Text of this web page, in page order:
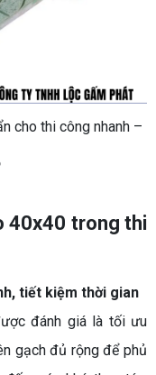
cho thi công nhanh –
40x40 trong thi
tiết kiệm thời gian
đánh giá là tối ưu
gạch đủ rộng để phủ